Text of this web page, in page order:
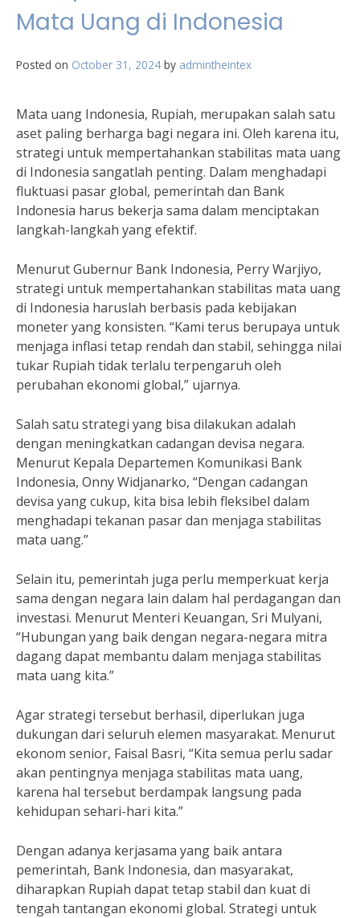
Mata Uang di Indonesia
Posted on October 31, 2024 by admintheintex
Mata uang Indonesia, Rupiah, merupakan salah satu
aset paling berharga bagi negara ini. Oleh karena itu,
strategi untuk mempertahankan stabilitas mata uang
di Indonesia sangatlah penting. Dalam menghadapi
fluktuasi pasar global, pemerintah dan Bank
Indonesia harus bekerja sama dalam menciptakan
langkah-langkah yang efektif.
Menurut Gubernur Bank Indonesia, Perry Warjiyo,
strategi untuk mempertahankan stabilitas mata uang
di Indonesia haruslah berbasis pada kebijakan
moneter yang konsisten. “Kami terus berupaya untuk
menjaga inflasi tetap rendah dan stabil, sehingga nilai
tukar Rupiah tidak terlalu terpengaruh oleh
perubahan ekonomi global,” ujarnya.
Salah satu strategi yang bisa dilakukan adalah
dengan meningkatkan cadangan devisa negara.
Menurut Kepala Departemen Komunikasi Bank
Indonesia, Onny Widjanarko, “Dengan cadangan
devisa yang cukup, kita bisa lebih fleksibel dalam
menghadapi tekanan pasar dan menjaga stabilitas
mata uang.”
Selain itu, pemerintah juga perlu memperkuat kerja
sama dengan negara lain dalam hal perdagangan dan
investasi. Menurut Menteri Keuangan, Sri Mulyani,
“Hubungan yang baik dengan negara-negara mitra
dagang dapat membantu dalam menjaga stabilitas
mata uang kita.”
Agar strategi tersebut berhasil, diperlukan juga
dukungan dari seluruh elemen masyarakat. Menurut
ekonom senior, Faisal Basri, “Kita semua perlu sadar
akan pentingnya menjaga stabilitas mata uang,
karena hal tersebut berdampak langsung pada
kehidupan sehari-hari kita.”
Dengan adanya kerjasama yang baik antara
pemerintah, Bank Indonesia, dan masyarakat,
diharapkan Rupiah dapat tetap stabil dan kuat di
tengah tantangan ekonomi global. Strategi untuk